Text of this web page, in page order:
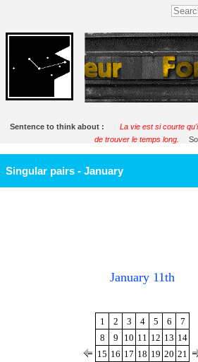
Sentence to think about :
La vie est si courte
de trouver le temps long.
Singular pairs - January
January 11th
1 2 3 4 5 6
7
8
9 10 11 12 13 14
15 16 17 18 19 20 21